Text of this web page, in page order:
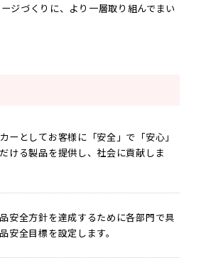
ジづくりに、より一層取り組んでまい
ーとしてお客様に「安全」で「安心」
ける製品を提供し、社会に貢献しま
安全方針を達成するために各部門で具
安全目標を設定します。